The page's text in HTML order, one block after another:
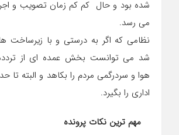
شده بود و حال کم کم زمان تصویب و
می رسد.
نظامی که اگر به درستی و با زیرساخت
شد می توانست بخش عمده ای از
هوا و سردرگمی مردم را بکاهد و البته تا
اداری را بگیرد.
مهم ترین نکات پرونده